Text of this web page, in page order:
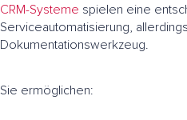
CRM-Systeme spielen eine
Serviceautomatisierung,
Dokumentationswerkzeug.
Sie ermöglichen: